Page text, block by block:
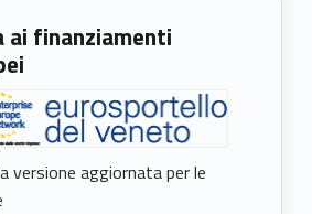
ai finanziamenti
versione aggiornata per le